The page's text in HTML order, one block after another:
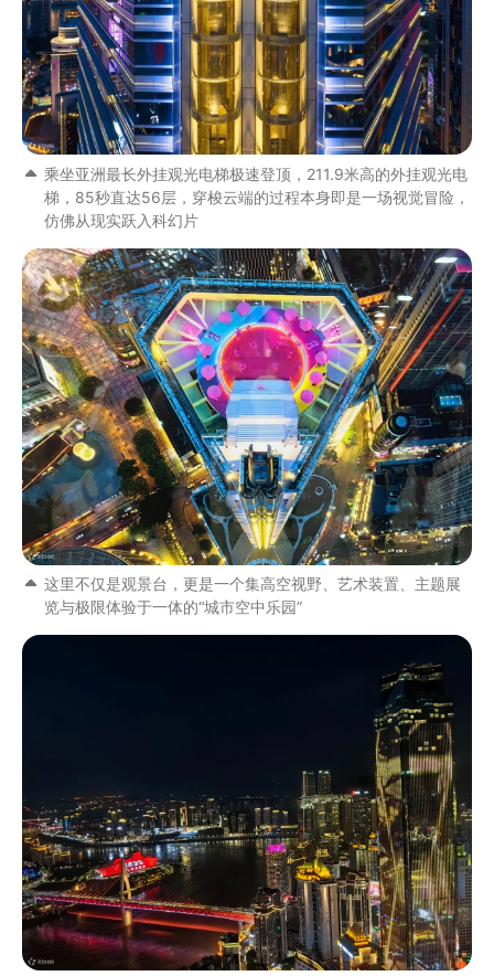
乘坐亚洲最长外挂观光电梯极速登顶，211.9米高的外挂观光电
梯，85秒直达56层，穿梭云端的过程本身即是一场视觉冒险，
仿佛从现实跃入科幻片
这里不仅是观景台，更是一个集高空视野、艺术装置、主题展
览与极限体验于一体的“城市空中乐园”